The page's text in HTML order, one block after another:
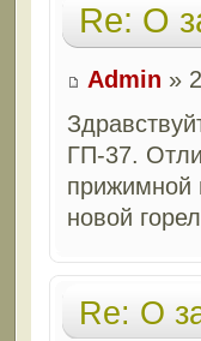
Re: О
Admin »
ГП-37.
прижимной
новой
Re: О